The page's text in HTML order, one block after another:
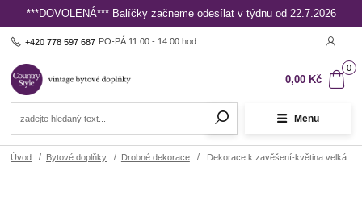
***DOVOLENÁ*** Balíčky začneme odesílat v týdnu od 22.7.2026
Menu
+420 778 597 687 PO-PÁ 11:00 - 14:00 hod
0
0,00 Kč
Úvod Bytové doplňky Drobné dekorace Dekorace k zavěšení-květina velká